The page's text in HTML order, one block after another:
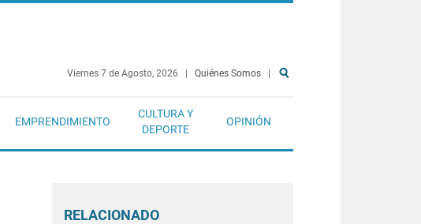
Viernes 7 de Agosto, 2026 Quiénes Somos
EMPRENDIMIENTO
CULTURA Y
DEPORTE
OPINIÓN
RELACIONADO